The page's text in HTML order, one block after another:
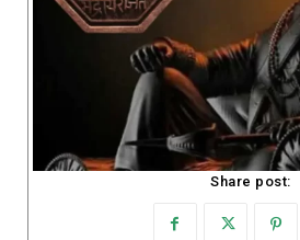
Share post: